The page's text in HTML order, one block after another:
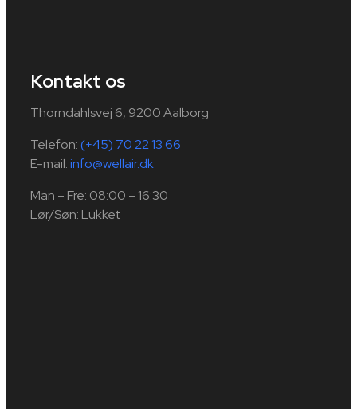
Kontakt os
Thorndahlsvej 6, 9200 Aalborg
Telefon:(+45) 70 22 13 66
E-mail:info@wellair.dk
Man – Fre: 08:00 – 16:30
Lør/Søn: Lukket